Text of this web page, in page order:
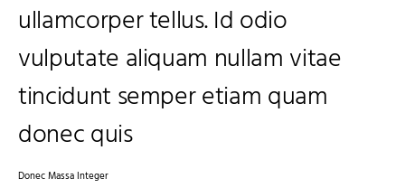
ullamcorper tellus. Id odio
vulputate aliquam nullam vitae
tincidunt semper etiam quam
donec quis
Donec Massa Integer